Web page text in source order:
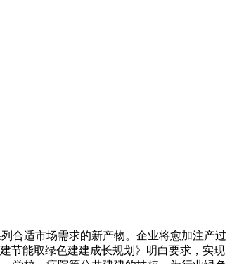
合适市场需求的新产物。企业将愈加注产过
节能取绿色建建成长规划》明白要求，实现